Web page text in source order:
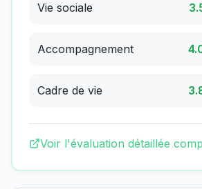
Vie sociale
Accompagnement
Cadre de vie
Voir l'évaluation détaillée